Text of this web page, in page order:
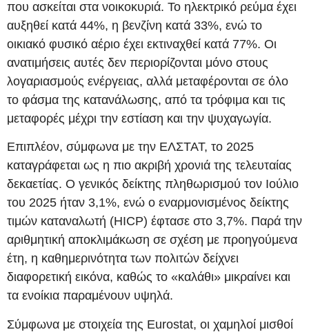
που ασκείται στα νοικοκυριά. Το ηλεκτρικό ρεύμα έχει
αυξηθεί κατά 44%, η βενζίνη κατά 33%, ενώ το
οικιακό φυσικό αέριο έχει εκτιναχθεί κατά 77%. Οι
ανατιμήσεις αυτές δεν περιορίζονται μόνο στους
λογαριασμούς ενέργειας, αλλά μεταφέρονται σε όλο
το φάσμα της κατανάλωσης, από τα τρόφιμα και τις
μεταφορές μέχρι την εστίαση και την ψυχαγωγία.
Επιπλέον, σύμφωνα με την ΕΛΣΤΑΤ, το 2025
καταγράφεται ως η πιο ακριβή χρονιά της τελευταίας
δεκαετίας. Ο γενικός δείκτης πληθωρισμού τον Ιούλιο
του 2025 ήταν 3,1%, ενώ ο εναρμονισμένος δείκτης
τιμών καταναλωτή (HICP) έφτασε στο 3,7%. Παρά την
αριθμητική αποκλιμάκωση σε σχέση με προηγούμενα
έτη, η καθημερινότητα των πολιτών δείχνει
διαφορετική εικόνα, καθώς το «καλάθι» μικραίνει και
τα ενοίκια παραμένουν υψηλά.
Σύμφωνα με στοιχεία της Eurostat, οι χαμηλοί μισθοί